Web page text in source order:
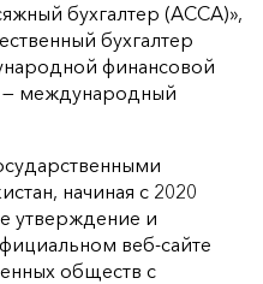
бухгалтер (АССА)»,
бухгалтер
финансовой
— международный
начиная с 2020
утверждение и
веб-сайте
обществ с